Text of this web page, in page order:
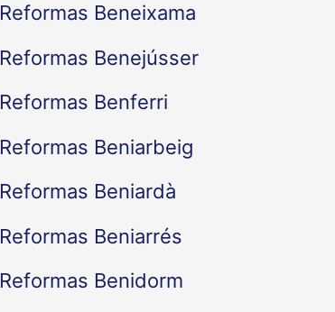
Reformas Beneixama
Reformas Benejússer
Reformas Benferri
Reformas Beniarbeig
Reformas Beniardà
Reformas Beniarrés
Reformas Benidorm